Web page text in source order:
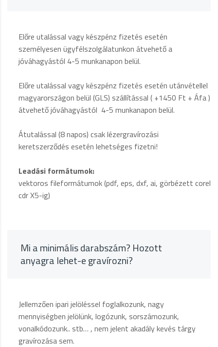
Előre utalással vagy készpénz fizetés esetén
személyesen ügyfélszolgálatunkon átvehető a
jóváhagyástól 4-5 munkanapon belül.
Előre utalással vagy készpénz fizetés esetén utánvétellel
magyarországon belül (GLS) szállítással ( +1450 Ft + Áfa )
átvehető jóváhagyástól 4-5 munkanapon belül.
Átutalással (8 napos) csak lézergravírozási
keretszerződés esetén lehetséges fizetni!
Leadási formátumok:
vektoros fileformátumok (pdf, eps, dxf, ai, görbézett corel
cdr X5-ig)
Mi a minimális darabszám? Hozott
anyagra lehet-e gravírozni?
Jellemzően ipari jelöléssel foglalkozunk, nagy
mennyiségben jelölünk, logózunk, sorszámozunk,
vonalkódozunk.. stb… , nem jelent akadály kevés tárgy
gravírozása sem.